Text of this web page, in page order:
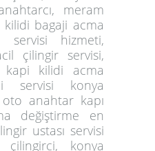
meram
bagaji acma
servisi hizmeti,
çilingir servisi,
kilidi acma
servisi konya
anahtar kapı
değiştirme en
ustası servisi
çilingirci, konya